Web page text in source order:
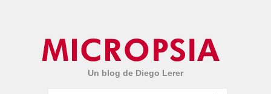
Un blog de Diego Lerer